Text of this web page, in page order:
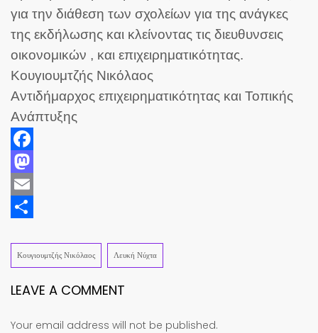
για την διάθεση των σχολείων για της ανάγκες
της εκδήλωσης και κλείνοντας τις διευθυνσεις
οικονομικών , και επιχειρηματικότητας.
Κουγιουμτζής Νικόλαος
Αντιδήμαρχος επιχειρηματικότητας και Τοπικής
Ανάπτυξης
Facebook
Mastodon
Email
Κουγιουμτζής Νικόλαος Λευκή Νύχτα
LEAVE A COMMENT
Your email address will not be published.